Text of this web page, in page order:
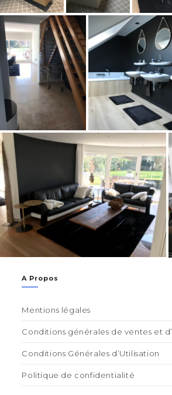
A Propos
Mentions légales
Conditions générales de ventes et
Conditions Générales d’Utilisation
Politique de confidentialité